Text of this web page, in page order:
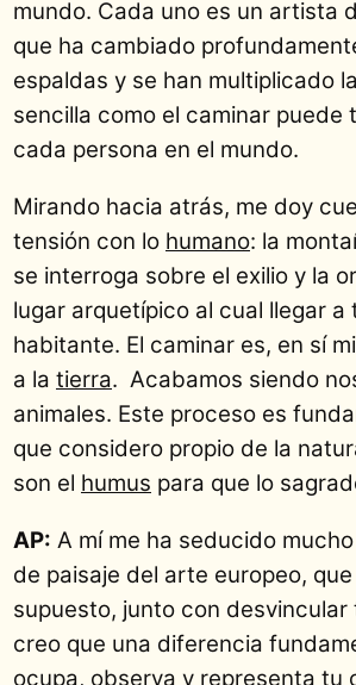
mundo. Cada uno es un artista
que ha cambiado
espaldas y se han multiplicado
sencilla como el caminar
cada persona en el mundo.
Mirando hacia atrás, me doy
tensión con lo humano: la
se interroga sobre el exilio y la
lugar arquetípico al cual llegar
habitante. El caminar es, en sí
a la tierra. Acabamos siendo
animales. Este proceso es
que considero propio de la
son el humus para que lo
AP: A mí me ha seducido
de paisaje del arte europeo,
supuesto, junto con
creo que una diferencia
ocupa, observa y representa tu